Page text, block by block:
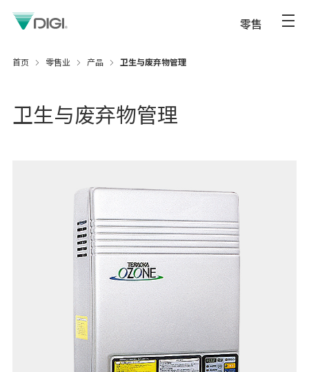
零售
首页 零售业 产品 卫生与废弃物管理
卫生与废弃物管理